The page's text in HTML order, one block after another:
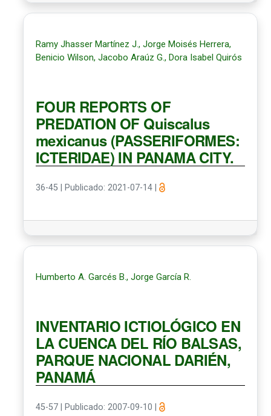
Ramy Jhasser Martínez J., Jorge Moisés Herrera,
Benicio Wilson, Jacobo Araúz G., Dora Isabel Quirós
FOUR REPORTS OF
PREDATION OF Quiscalus
mexicanus (PASSERIFORMES:
ICTERIDAE) IN PANAMA CITY.
36-45 Publicado: 2021-07-14
Humberto A. Garcés B., Jorge García R.
INVENTARIO ICTIOLÓGICO EN
LA CUENCA DEL RÍO BALSAS,
PARQUE NACIONAL DARIÉN,
PANAMÁ
45-57 Publicado: 2007-09-10